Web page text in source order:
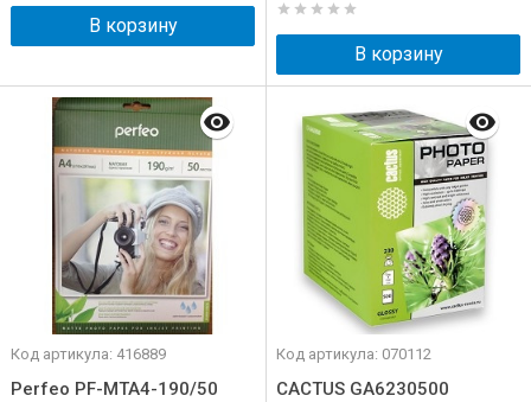
В корзину
В корзину
Код артикула: 416889
Perfeo PF-MTA4-190/50
Код артикула: 070112
CACTUS GA6230500